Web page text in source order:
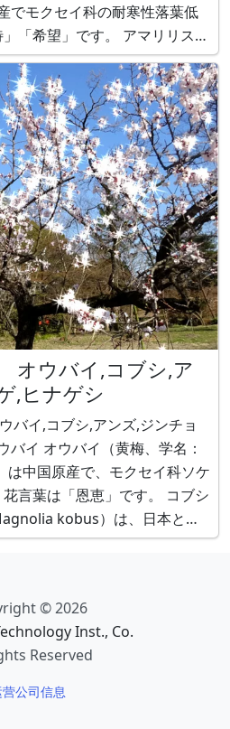
でモクセイ科の耐寒性落葉低
」です。 アマリリス
、学名：Hippeastrum
産で、ヒガンバナ
オウバイ,コブシ,ア
,ヒナゲシ
バイ,コブシ,アンズ,ジンチョ
中国原産で、モクセイ科ソケ
は「恩恵」です。 コブシ
kobus）は、日本と韓
ン科モクレン属の落葉高木で
© 2026
Inst., Co.
Reserved
公司信息